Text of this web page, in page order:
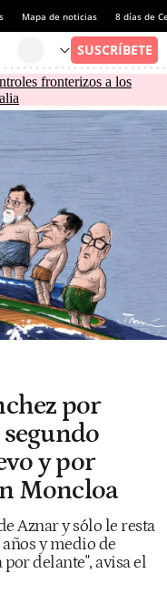
Mapa de noticias 8 días de
fronterizos a los
por
y por
Moncloa
Aznar y sólo le resta
y medio de
por delante", avisa el